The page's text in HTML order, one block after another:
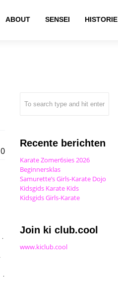
ABOUT SENSEI HISTORIE
0
Recente berichten
Karate Zomer6sies 2026
Beginnersklas
Samurette’s Girls-Karate Dojo
Kidsgids Karate Kids
Kidsgids Girls-Karate
Join ki club.cool
www.kiclub.cool